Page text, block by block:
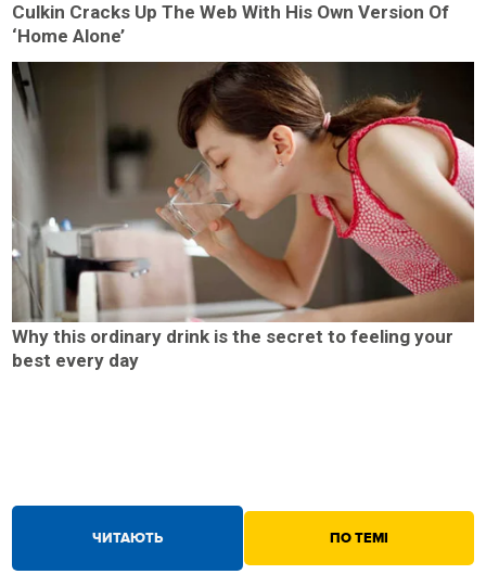
ЧИТАЮТЬ ПО ТЕМІ
Culkin Cracks Up The Web With His Own Version Of
‘Home Alone’
Why this ordinary drink is the secret to feeling your
best every day